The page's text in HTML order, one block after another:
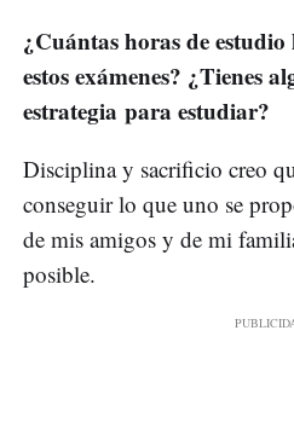
¿Cuántas horas de
estos exámenes? ¿Tienes
estrategia para estudiar?
Disciplina y sacrificio creo
conseguir lo que uno se
de mis amigos y de mi
posible.